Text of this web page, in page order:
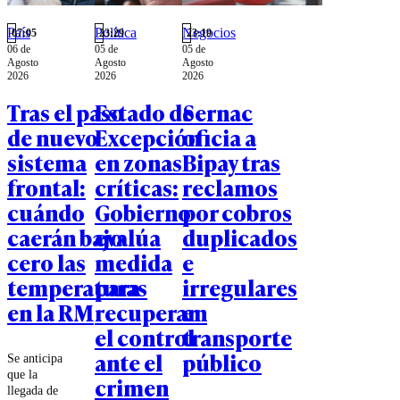
satelital y
País
07:05
06 de
Agosto
2026
Tras el paso
de nuevo
sistema
frontal:
cuándo
caerán bajo
cero las
temperaturas
en la RM
Se anticipa
que la
llegada de
Política
23:29
05 de
Agosto
2026
Estado de
Excepción
en zonas
críticas:
Gobierno
evalúa
medida
para
recuperar
el control
ante el
crimen
Negocios
23:19
05 de
Agosto
2026
Sernac
oficia a
Bipay tras
reclamos
por cobros
duplicados
e
irregulares
en
transporte
público